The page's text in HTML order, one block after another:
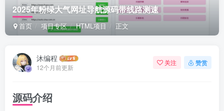
2025年粉绿大气网址导航源码带线路测速
首页 项目专区 HTML项目 正文
沐编程
12个月前更新
关注 赞赏
源码介绍